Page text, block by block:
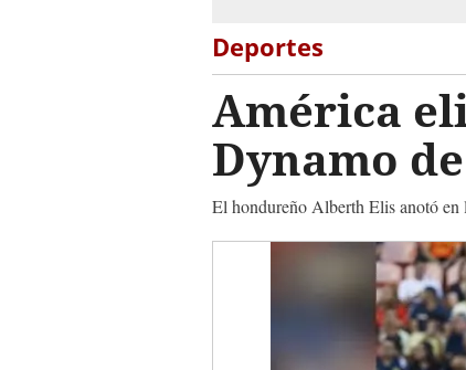
Deportes
América
Dynamo
El hondureño Alberth Elis anotó en